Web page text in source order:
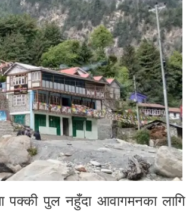
पक्की पुल नहुँदा आवागमनका लागि